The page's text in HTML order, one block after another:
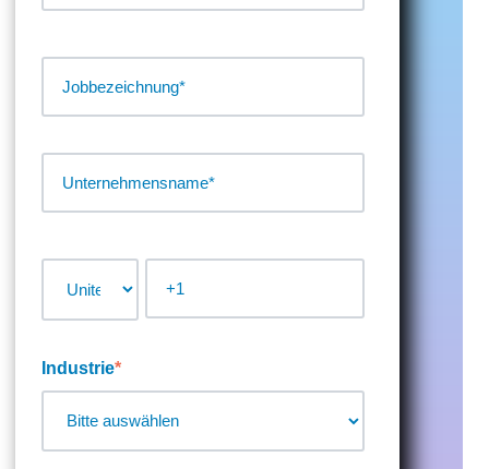
Industrie*